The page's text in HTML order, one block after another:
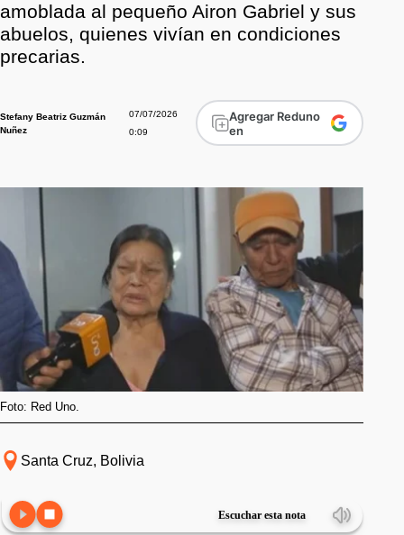
amoblada al pequeño Airon Gabriel y sus
abuelos, quienes vivían en condiciones
precarias.
Stefany Beatriz Guzmán
Nuñez
07/07/2026
0:09
Agregar Reduno
en
Foto: Red Uno.
Santa Cruz, Bolivia
Escuchar esta nota